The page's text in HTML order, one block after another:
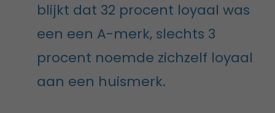
blijkt dat 32 procent loyaal was
een een A-merk, slechts 3
procent noemde zichzelf loyaal
aan een huismerk.